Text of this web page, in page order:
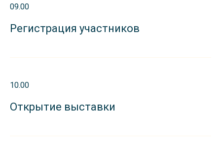
09.00
Регистрация участников
10.00
Открытие выставки